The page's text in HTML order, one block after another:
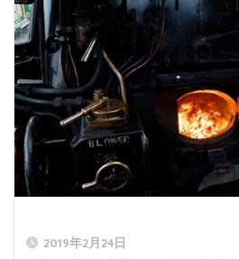
2019年2月24日